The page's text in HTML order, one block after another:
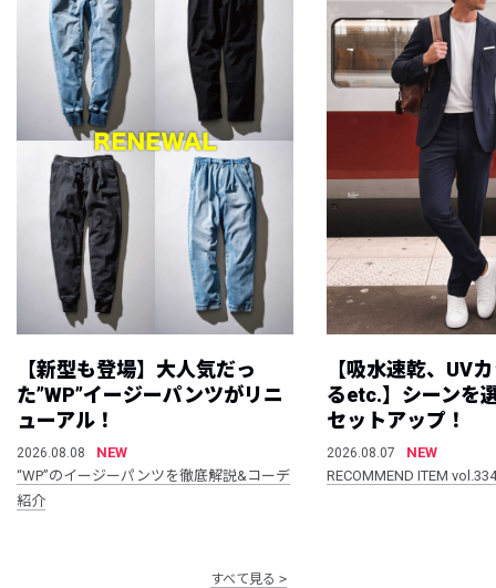
【新型も登場】大人気だっ
た”WP”イージーパンツがリニ
ューアル！
2026.08.08
NEW
“WP”のイージーパンツを徹底解説&コーデ
紹介
【吸水速乾、UV
るetc.】シーンを
セットアップ！
2026.08.07
NEW
RECOMMEND ITEM vol.334
すべて見る